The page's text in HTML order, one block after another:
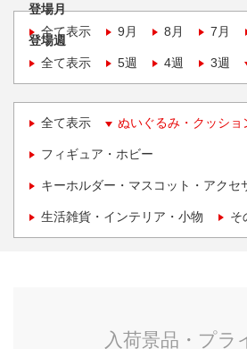
登場月
全て表示
9月 8月 7月
登場週
全て表示
5週 4週 3週
全て表示 ぬいぐるみ・クッショ
フィギュア・ホビー
キーホルダー・マスコット・アクセ
生活雑貨・インテリア・小物 そ